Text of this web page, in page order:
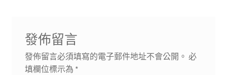
發佈留言
發佈留言必須填寫的電子郵件地址不會公開。 必
填欄位標示為 *